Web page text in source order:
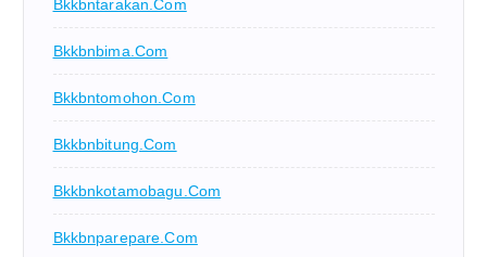
Bkkbntarakan.com
Bkkbnbima.com
Bkkbntomohon.com
Bkkbnbitung.com
Bkkbnkotamobagu.com
Bkkbnparepare.com